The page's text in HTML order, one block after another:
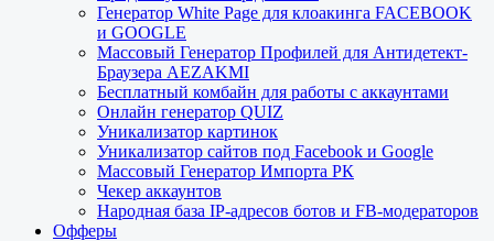
Генератор White Page для клоакинга FACEBOOK
и GOOGLE
Массовый Генератор Профилей для Антидетект-
Браузера AEZAKMI
Бесплатный комбайн для работы с аккаунтами
Онлайн генератор QUIZ
Уникализатор картинок
Уникализатор сайтов под Facebook и Google
Массовый Генератор Импорта РК
Чекер аккаунтов
Народная база IP-адресов ботов и FB-модераторов
Офферы